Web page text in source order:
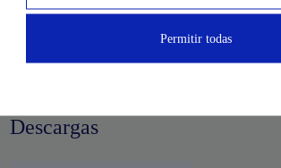
Descargas
Permitir todas